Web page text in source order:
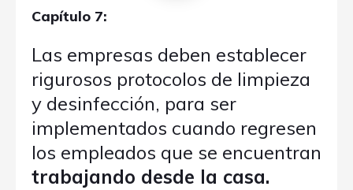
Capítulo 7:
Las empresas deben establecer
rigurosos protocolos de limpieza
y desinfección, para ser
implementados cuando regresen
los empleados que se encuentran
trabajando desde la casa.